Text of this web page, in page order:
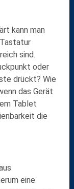
kann man
sind.
oder
drückt? Wie
das Gerät
Tablet
die
eine